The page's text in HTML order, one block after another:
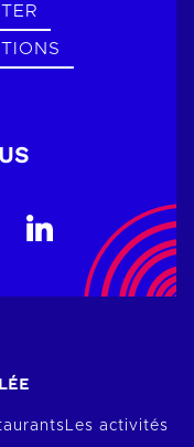
Les activités